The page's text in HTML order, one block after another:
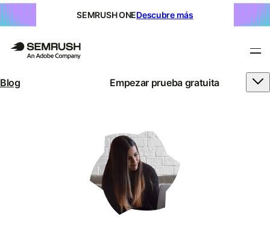
SEMRUSH ONEDescubre más
Blog Empezar prueba gratuita